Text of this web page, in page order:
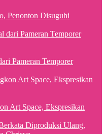
Penonton Disuguhi
Pameran Temporer
Art Space, Ekspresikan